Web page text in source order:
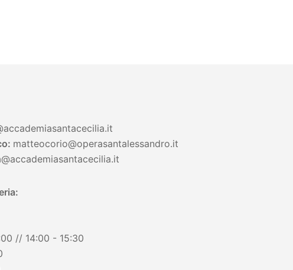
matteocorio@operasantalessandro.it
@accademiasantacecilia.it
// 14:00 - 15:30